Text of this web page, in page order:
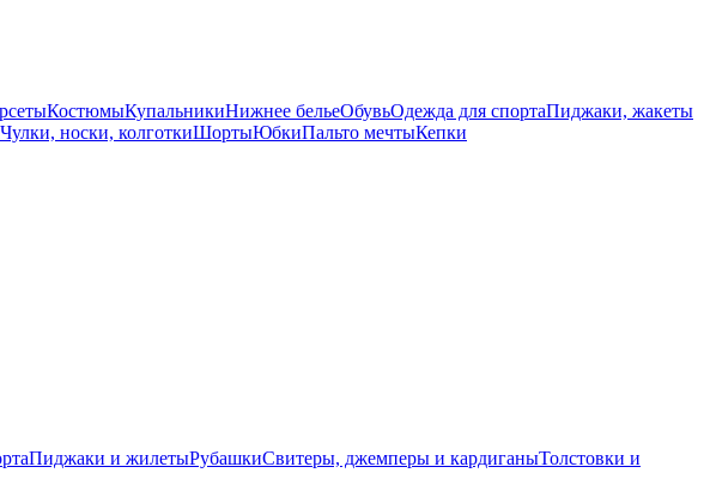
КостюмыКупальникиНижнее бельеОбувьОдежда для спортаПиджаки, жакеты
Чулки, носки, колготкиШортыЮбкиПальто мечтыКепки
Пиджаки и жилетыРубашкиСвитеры, джемперы и кардиганыТолстовки и